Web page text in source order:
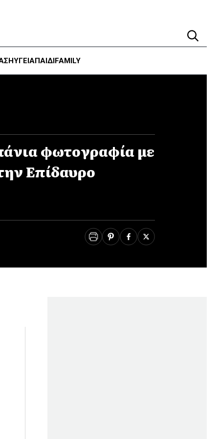
ΥΓΕΊΑΠΑΙΔΙFAMILY
φωτογραφία με
Επίδαυρο